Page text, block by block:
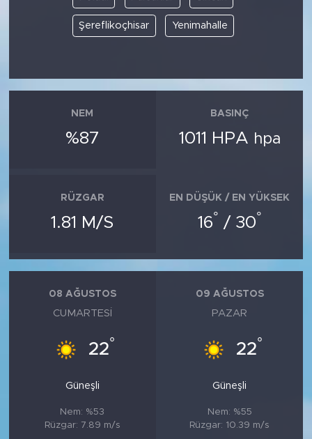
Şereflikoçhisar Yenimahalle
NEM
%87
BASINÇ
1011 HPA hpa
RÜZGAR
1.81 M/S
EN DÜŞÜK / EN YÜKSEK
16° / 30°
08 AĞUSTOS
CUMARTESI
22°
Güneşli
Nem: %53
Rüzgar: 7.89 m/s
09 AĞUSTOS
PAZAR
22°
Güneşli
Nem: %55
Rüzgar: 10.39 m/s